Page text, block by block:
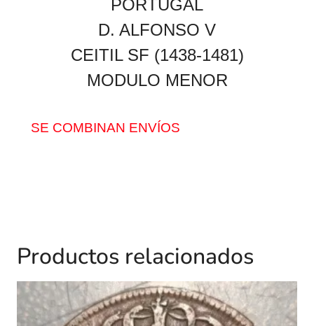
PORTUGAL
D. ALFONSO V
CEITIL SF (1438-1481)
MODULO MENOR
SE COMBINAN ENVÍOS
Productos relacionados